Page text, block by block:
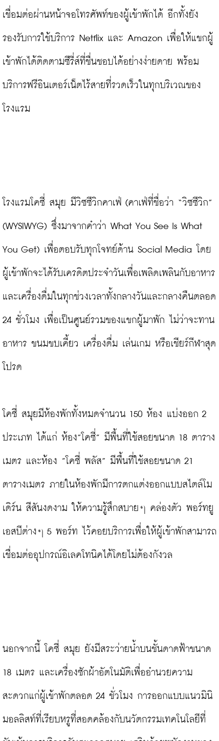
เชื่อมต่อผ่านหน้าจอโทรศัพท์ของผู้เข้าพักได้ อีกทั้งยัง
รองรับการใช้บริการ Netflix และ Amazon เพื่อให้แขกผู้
เข้าพักได้ติดตามซีรี่ส์ที่ชื่นชอบได้อย่างง่ายดาย พร้อม
บริการฟรีอินเตอร์เน็ตไร้สายที่รวดเร็วในทุกบริเวณของ
โรงแรม
โรงแรมโคซี่ สมุย มีวิซซีวิกคาเฟ่ (คาเฟ่ที่ชื่อว่า “วิซซีวิก”
(WYSIWYG) ซึ่งมาจากคำว่า What You See Is What
You Get) เพื่อตอบรับทุกโจทย์ด้าน Social Media โดย
ผู้เข้าพักจะได้รับเครดิตประจำวันเพื่อเพลิดเพลินกับอาหาร
และเครื่องดื่มในทุกช่วงเวลาทั้งกลางวันและกลางคืนตลอด
24 ชั่วโมง เพื่อเป็นศูนย์รวมของแขกผู้มาพัก ไม่ว่าจะทาน
อาหาร ขนมขบเคี้ยว เครื่องดื่ม เล่นเกม หรือเชียร์กีฬาสุด
โปรด
โคซี่ สมุยมีห้องพักทั้งหมดจำนวน 150 ห้อง แบ่งออก 2
ประเภท ได้แก่ ห้อง”โคซี่” มีพื้นที่ใช้สอยขนาด 18 ตาราง
เมตร และห้อง ”โคซี่ พลัส” มีพื้นที่ใช้สอยขนาด 21
ตารางเมตร ภายในห้องพักมีการตกแต่งออกแบบสไตล์โม
เดิร์น สีสันงดงาม ให้ความรู้สึกสบายๆ คล่องตัว พอร์ทยู
เอสบีต่างๆ 5 พอร์ท ไว้คอยบริการเพื่อให้ผู้เข้าพักสามารถ
เชื่อมต่ออุปกรณ์อิเลคโทนิคได้โดยไม่ต้องกังวล
นอกจากนี้ โคซี่ สมุย ยังมีสระว่ายน้ำบนชั้นดาดฟ้าขนาด
18 เมตร และเครื่องซักผ้าอัตโนมัติเพื่ออำนวยความ
สะดวกแก่ผู้เข้าพักตลอด 24 ชั่วโมง การออกแบบแนวมินิ
มอลลิสท์ที่เรียบหรูที่สอดคล้องกับนวัตกรรมเทคโนโลยีที่